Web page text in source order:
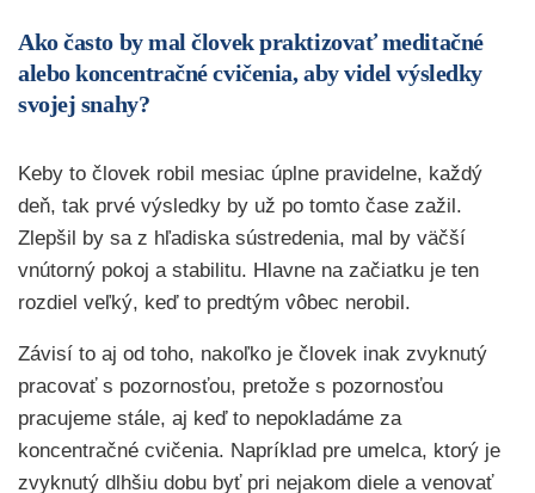
Ako často by mal človek praktizovať meditačné
alebo koncentračné cvičenia, aby videl výsledky
svojej snahy?
Keby to človek robil mesiac úplne pravidelne, každý
deň, tak prvé výsledky by už po tomto čase zažil.
Zlepšil by sa z hľadiska sústredenia, mal by väčší
vnútorný pokoj a stabilitu. Hlavne na začiatku je ten
rozdiel veľký, keď to predtým vôbec nerobil.
Závisí to aj od toho, nakoľko je človek inak zvyknutý
pracovať s pozornosťou, pretože s pozornosťou
pracujeme stále, aj keď to nepokladáme za
koncentračné cvičenia. Napríklad pre umelca, ktorý je
zvyknutý dlhšiu dobu byť pri nejakom diele a venovať